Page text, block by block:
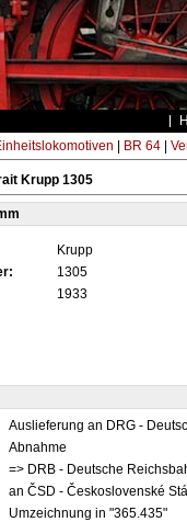
BR 64|
Krupp 1305
Krupp
1305
1933
Auslieferung an DRG -
Abnahme
=> DRB - Deutsche
an ČSD - Československé
Umzeichnung in "365.435"